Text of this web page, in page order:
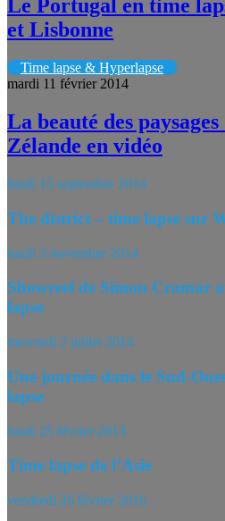
Le Portugal en time
et Lisbonne
Time lapse & Hyperlapse
mardi 11 février 2014
La beauté des
Zélande en vidéo
lundi 15 septembre 2014
The district – time lapse sur
lundi 3 novembre 2014
Showreel de Simon Cramar
lapse
mercredi 2 juillet 2014
Une journée dans le Sud-
lapse
lundi 25 février 2013
Time lapse de l’Asie
vendredi 26 février 2016